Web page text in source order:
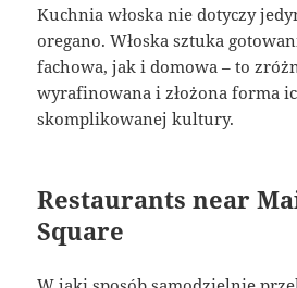
Kuchnia włoska nie dotyczy
oregano. Włoska sztuka
fachowa, jak i domowa – to
wyrafinowana i złożona forma
skomplikowanej kultury.
Restaurants near
Square